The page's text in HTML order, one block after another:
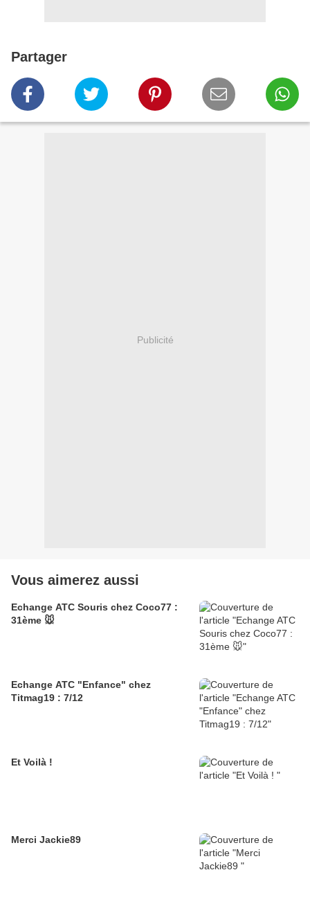
Partager
Publicité
Vous aimerez aussi
Echange ATC Souris chez Coco77 :
31ème 🐭
Echange ATC "Enfance" chez
Titmag19 : 7/12
Et Voilà !
Merci Jackie89